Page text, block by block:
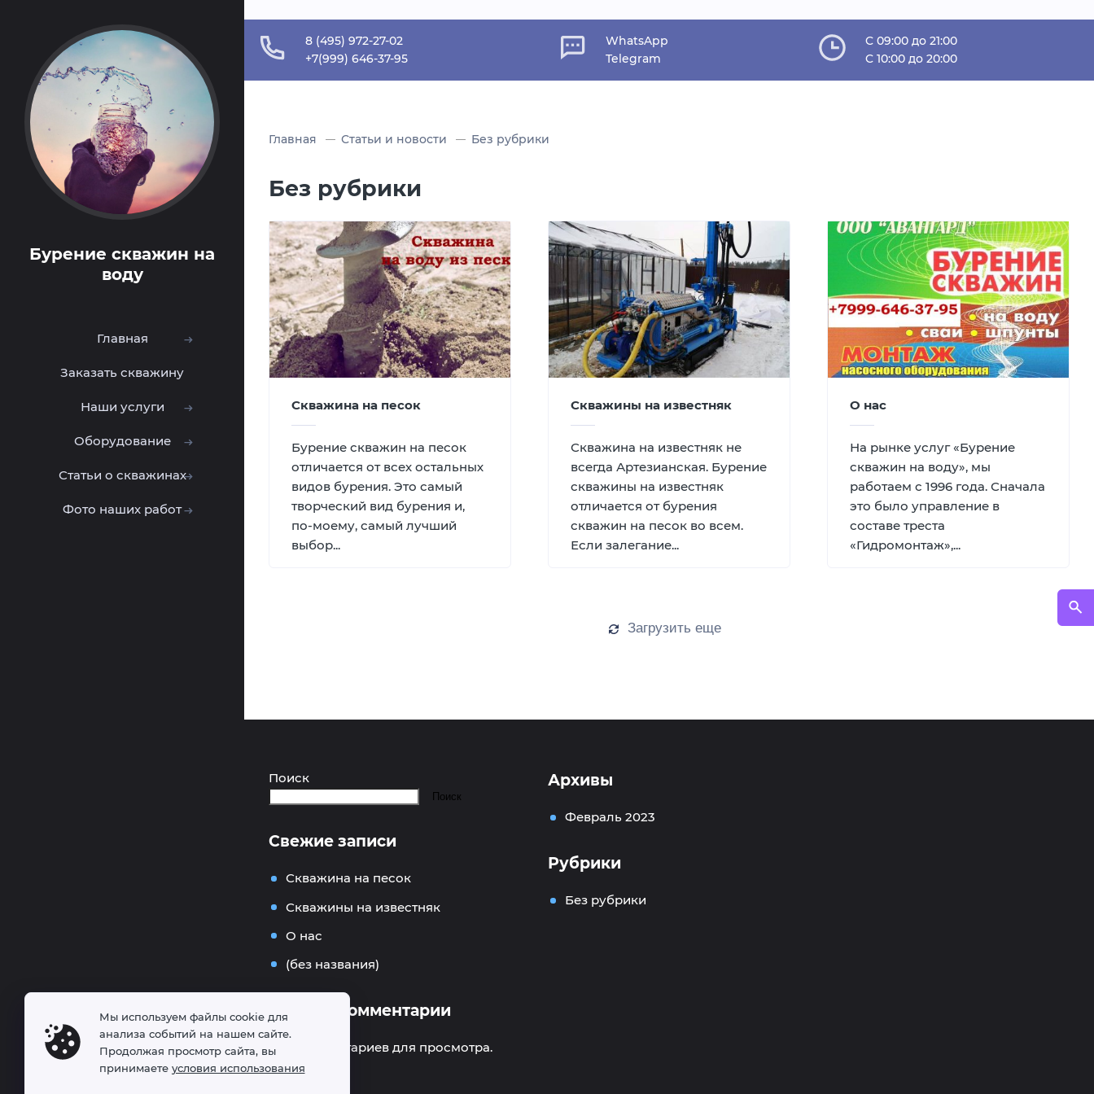
Бурение скважин на
воду
Главная
Заказать скважину
Наши услуги
Оборудование
Статьи о скважинах
Фото наших работ
8 (495) 972-27-02
+7(999) 646-37-95
WhatsApp
Telegram
C 09:00 до 21:00
C 10:00 до 20:00
Главная Статьи и новости Без рубрики
Без рубрики
Скважина на песок
Бурение скважин на песок
отличается от всех остальных
видов бурения. Это самый
творческий вид бурения и,
по-моему, самый лучший
выбор...
Скважины на известняк
Скважина на известняк не
всегда Артезианская. Бурение
скважины на известняк
отличается от бурения
скважин на песок во всем.
Если залегание...
О нас
На рынке услуг «Бурение
скважин на воду», мы
работаем с 1996 года. Сначала
это было управление в
составе треста
«Гидромонтаж»,...
Загрузить еще
Поиск
Поиск
Свежие записи
Скважина на песок
Скважины на известняк
О нас
(без названия)
Свежие комментарии
Нет комментариев для просмотра.
Архивы
Февраль 2023
Рубрики
Без рубрики
Мы используем файлы cookie для
анализа событий на нашем сайте.
Продолжая просмотр сайта, вы
принимаете условия использования